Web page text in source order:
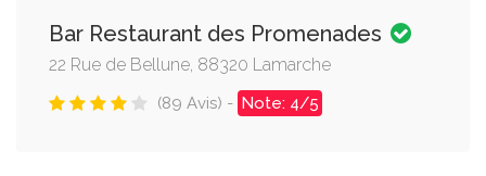
Bar Restaurant des Promenades
22 Rue de Bellune, 88320 Lamarche
(89 Avis) - Note: 4/5